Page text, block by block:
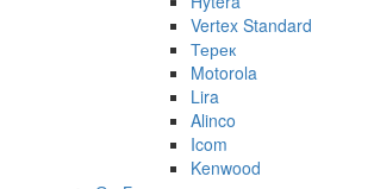
Vertex Standard
Терек
Motorola
Lira
Alinco
Icom
Kenwood